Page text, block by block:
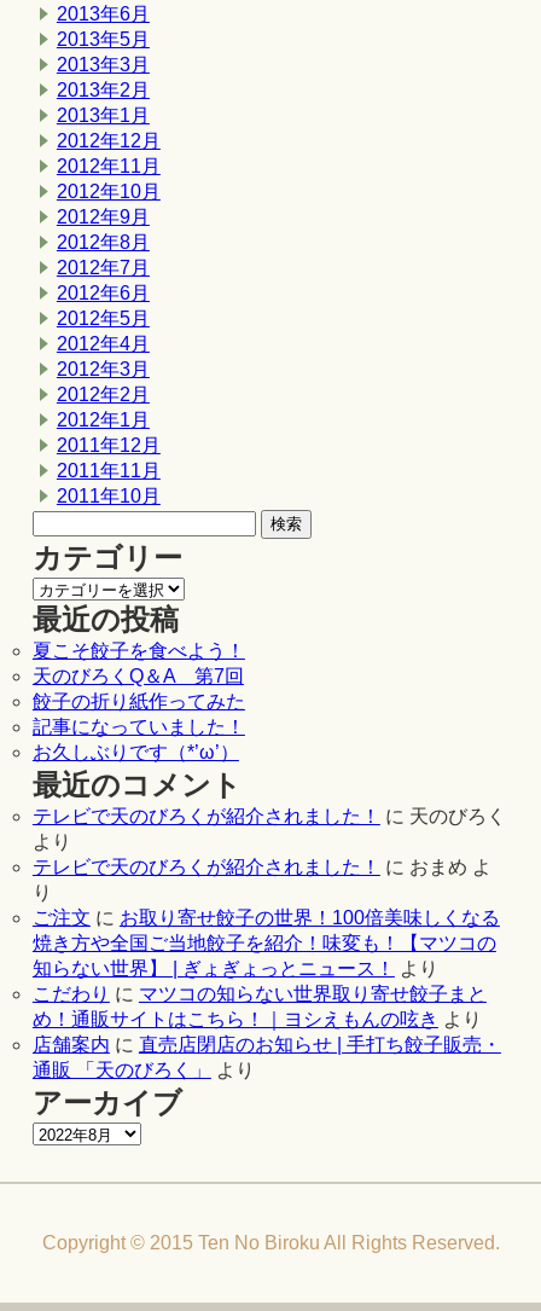
2013年6月
2013年5月
2013年3月
2013年2月
2013年1月
2012年12月
2012年11月
2012年10月
2012年9月
2012年8月
2012年7月
2012年6月
2012年5月
2012年4月
2012年3月
2012年2月
2012年1月
2011年12月
2011年11月
2011年10月
カテゴリー
最近の投稿
夏こそ餃子を食べよう！
天のびろくQ＆A 第7回
餃子の折り紙作ってみた
記事になっていました！
お久しぶりです（*’ω’）
最近のコメント
テレビで天のびろくが紹介されました！ に 天のびろく
より
テレビで天のびろくが紹介されました！
に おまめ よ
り
ご注文 に お取り寄せ餃子の世界！100倍美味しくなる
焼き方や全国ご当地餃子を紹介！味変も！【マツコの
知らない世界】 | ぎょぎょっとニュース！
より
こだわり に マツコの知らない世界取り寄せ餃子まと
め！通販サイトはこちら！｜ヨシえもんの呟き より
店舗案内 に 直売店閉店のお知らせ | 手打ち餃子販売・
通販 「天のびろく」
より
アーカイブ
Copyright © 2015 Ten No Biroku All Rights Reserved.